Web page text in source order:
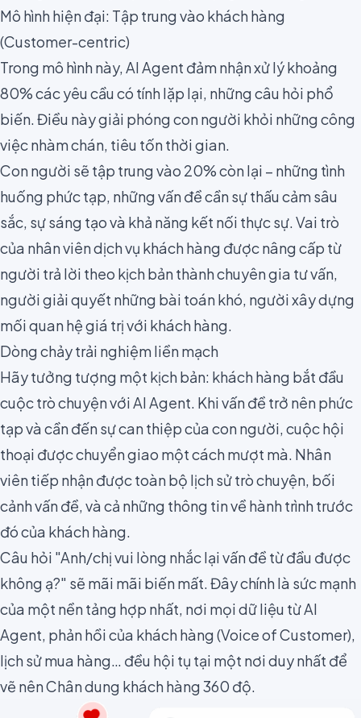
Mô hình hiện đại: Tập trung vào khách hàng
(Customer-centric)
Trong mô hình này, AI Agent đảm nhận xử lý khoảng
80% các yêu cầu có tính lặp lại, những câu hỏi phổ
biến. Điều này giải phóng con người khỏi những công
việc nhàm chán, tiêu tốn thời gian.
Con người sẽ tập trung vào 20% còn lại – những tình
huống phức tạp, những vấn đề cần sự thấu cảm sâu
sắc, sự sáng tạo và khả năng kết nối thực sự. Vai trò
của nhân viên dịch vụ khách hàng được nâng cấp từ
người trả lời theo kịch bản thành chuyên gia tư vấn,
người giải quyết những bài toán khó, người xây dựng
mối quan hệ giá trị với khách hàng.
Dòng chảy trải nghiệm liền mạch
Hãy tưởng tượng một kịch bản: khách hàng bắt đầu
cuộc trò chuyện với AI Agent. Khi vấn đề trở nên phức
tạp và cần đến sự can thiệp của con người, cuộc hội
thoại được chuyển giao một cách mượt mà. Nhân
viên tiếp nhận được toàn bộ lịch sử trò chuyện, bối
cảnh vấn đề, và cả những thông tin về hành trình trước
đó của khách hàng.
Câu hỏi "Anh/chị vui lòng nhắc lại vấn đề từ đầu được
không ạ?" sẽ mãi mãi biến mất. Đây chính là sức mạnh
của một nền tảng hợp nhất, nơi mọi dữ liệu từ AI
Agent, phản hồi của khách hàng (Voice of Customer),
lịch sử mua hàng… đều hội tụ tại một nơi duy nhất để
vẽ nên Chân dung khách hàng 360 độ.